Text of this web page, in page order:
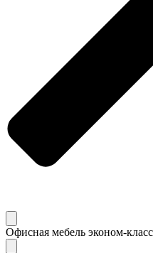
Офисная мебель эконом-